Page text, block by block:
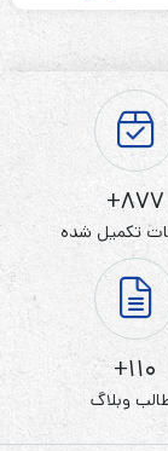
877+
تکمیل شده
110+
وبلاگ